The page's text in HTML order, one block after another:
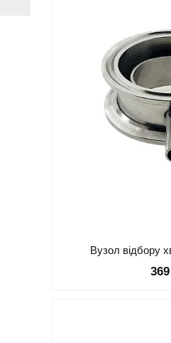
Вузол відбору